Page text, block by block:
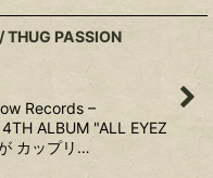
THUG PASSION
Records ‎–
ALBUM "ALL EYEZ
カップリ…